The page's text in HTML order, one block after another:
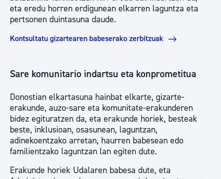
eta eredu horren erdigunean elkarren laguntza eta
pertsonen duintasuna daude.
Kontsultatu gizartearen babeserako zerbitzuak
Sare komunitario indartsu eta konprometitua
Donostian elkartasuna hainbat elkarte, gizarte-
erakunde, auzo-sare eta komunitate-erakunderen
bidez egituratzen da, eta erakunde horiek, besteak
beste, inklusioan, osasunean, laguntzan,
adinekoentzako arretan, haurren babesean edo
familientzako laguntzan lan egiten dute.
Erakunde horiek Udalaren babesa dute, eta